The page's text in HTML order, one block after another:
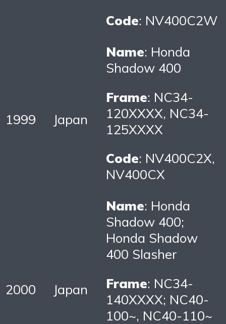
Code: NV400C2W
1999 Japan
Name: Honda
Shadow 400
Frame: NC34-
120XXXX, NC34-
125XXXX
Code: NV400C2X,
NV400CX
2000 Japan
Name: Honda
Shadow 400;
Honda Shadow
400 Slasher
Frame: NC34-
140XXXX; NC40-
100~, NC40-110~